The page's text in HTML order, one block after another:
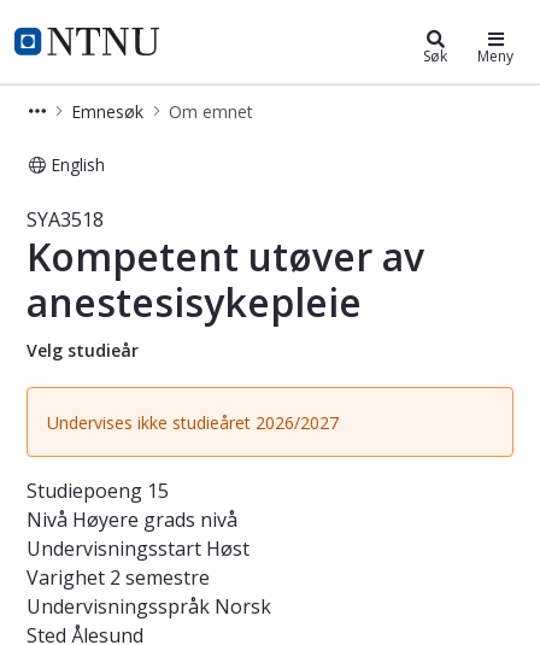
NTNU Hjemmeside
Studier Søk Meny
Emnesøk Om emnet
English
Emne - Kompetent utøver av
SYA3518
Kompetent utøver av
anestesisykepleie
Velg studieår
Undervises ikke studieåret 2026/2027
Studiepoeng 15
Nivå Høyere grads nivå
Undervisningsstart Høst
Varighet 2 semestre
Undervisningsspråk Norsk
Sted Ålesund